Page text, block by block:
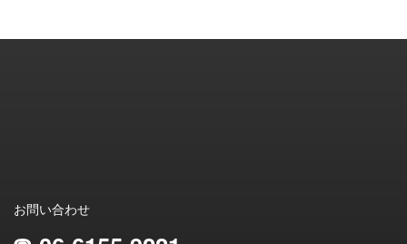
お問い合わせ